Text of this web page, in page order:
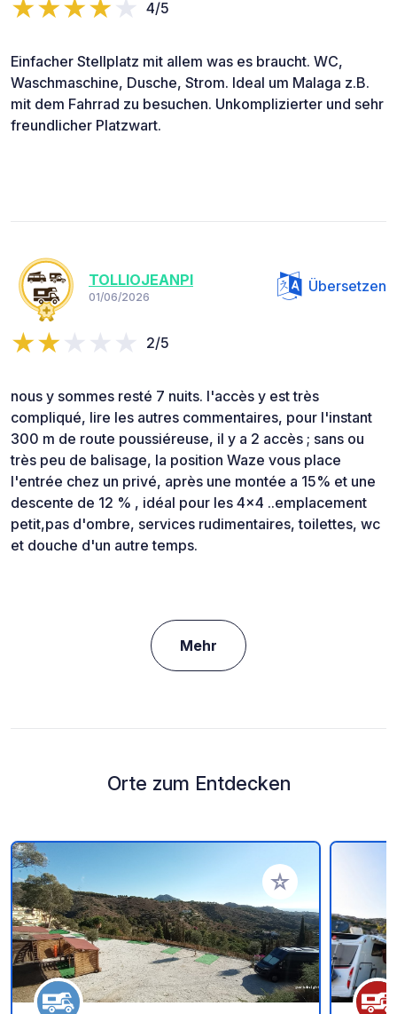
4/5
Einfacher Stellplatz mit allem was es braucht. WC,
Waschmaschine, Dusche, Strom. Ideal um Malaga z.B.
mit dem Fahrrad zu besuchen. Unkomplizierter und sehr
freundlicher Platzwart.
TOLLIOJEANPI
01/06/2026
Übersetzen
2/5
nous y sommes resté 7 nuits. l'accès y est très
compliqué, lire les autres commentaires, pour l'instant
300 m de route poussiéreuse, il y a 2 accès ; sans ou
très peu de balisage, la position Waze vous place
l'entrée chez un privé, après une montée a 15% et une
descente de 12 % , idéal pour les 4x4 ..emplacement
petit,pas d'ombre, services rudimentaires, toilettes, wc
et douche d'un autre temps.
Mehr
Orte zum Entdecken
Zu Ihren Favoriten